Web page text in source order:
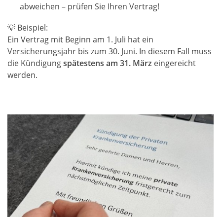
abweichen – prüfen Sie Ihren Vertrag!
💡 Beispiel:
Ein Vertrag mit Beginn am 1. Juli hat ein
Versicherungsjahr bis zum 30. Juni. In diesem Fall muss
die Kündigungspätestens am 31. März eingereicht
werden.